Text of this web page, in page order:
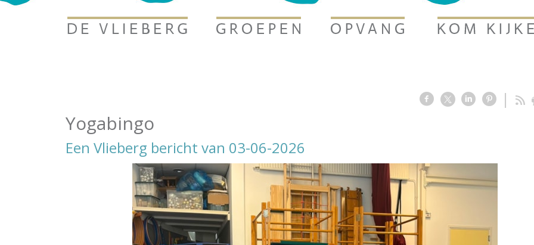
Yogabingo
Een Vlieberg bericht van 03-06-2026